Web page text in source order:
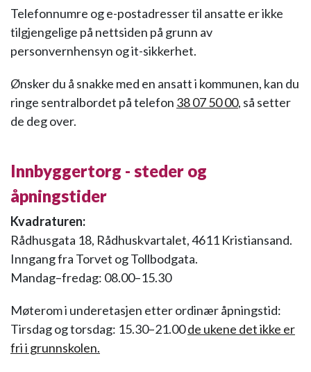
Telefonnumre og e-postadresser til ansatte er ikke
tilgjengelige på nettsiden på grunn av
personvernhensyn og it-sikkerhet.
Ønsker du å snakke med en ansatt i kommunen, kan du
ringe sentralbordet på telefon 38 07 50 00, så setter
de deg over.
Innbyggertorg - steder og
åpningstider
Kvadraturen:
Rådhusgata 18, Rådhuskvartalet, 4611 Kristiansand.
Inngang fra Torvet og Tollbodgata.
Mandag–fredag: 08.00–15.30
Møterom i underetasjen etter ordinær åpningstid:
Tirsdag og torsdag: 15.30–21.00de ukene det ikke er
fri i grunnskolen.